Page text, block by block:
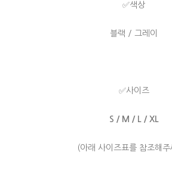
✅색상
블랙 / 그레이
✅사이즈
S / M / L / XL
(아래 사이즈표를 참조해주